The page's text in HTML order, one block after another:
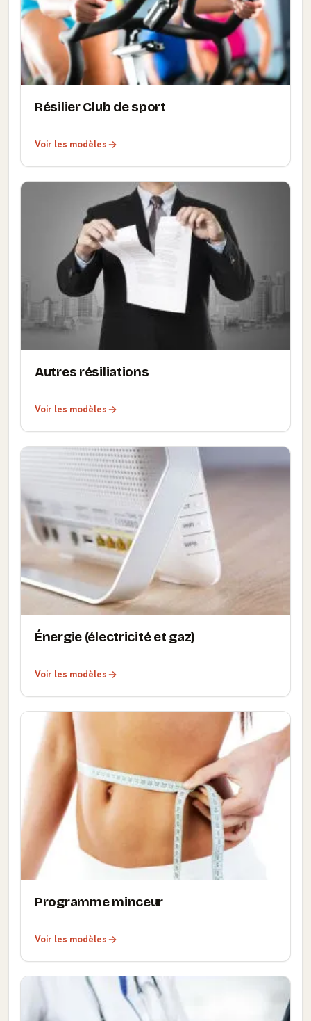
Résilier Club de sport
Voir les modèles
Autres résiliations
Voir les modèles
Énergie (électricité et gaz)
Voir les modèles
Programme minceur
Voir les modèles